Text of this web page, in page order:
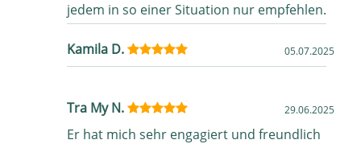
jedem in so einer Situation nur empfehlen.
Kamila D. 05.07.2025
Tra My N. 29.06.2025
Er hat mich sehr engagiert und freundlich